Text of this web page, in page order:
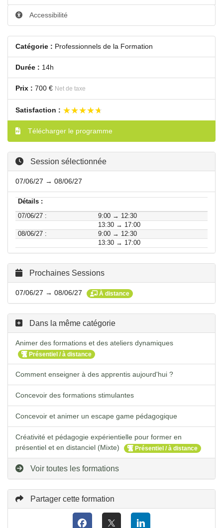
Accessibilité
Catégorie : Professionnels de la Formation
Durée : 14h
Prix : 700 € Net de taxe
Satisfaction : ★★★★★
★★★★★
Télécharger le programme
Session sélectionnée
07/06/27 → 08/06/27
Détails :
07/06/27 :
9:00 → 12:30
13:30 → 17:00
08/06/27 :
9:00 → 12:30
13:30 → 17:00
Prochaines Sessions
07/06/27 → 08/06/27 À distance
Dans la même catégorie
Animer des formations et des ateliers dynamiques
Présentiel / à distance
Comment enseigner à des apprentis aujourd'hui ?
Concevoir des formations stimulantes
Concevoir et animer un escape game pédagogique
Créativité et pédagogie expérientielle pour former en
présentiel et en distanciel (Mixte)
Présentiel / à distance
Voir toutes les formations
Partager cette formation